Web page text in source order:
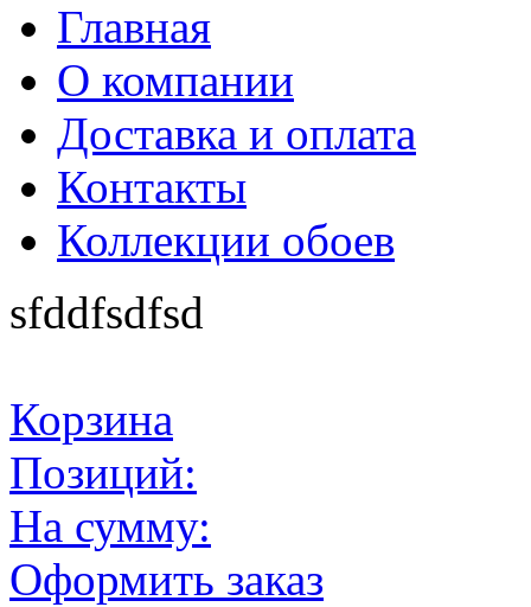
Главная
О компании
Доставка и оплата
Контакты
Коллекции обоев
sfddfsdfsd
Корзина
Позиций:
На сумму:
Оформить заказ